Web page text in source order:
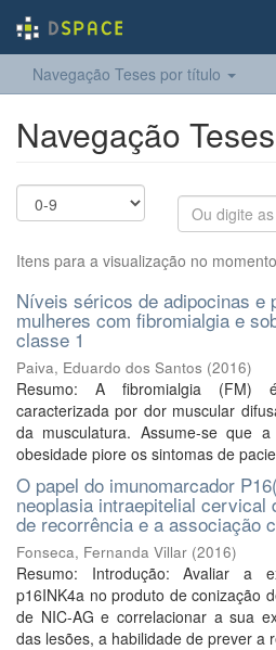
Navegação Teses por título
Navegação
Itens para a visualização no
Níveis séricos de adipocinas e
mulheres com fibromialgia e
classe 1
Paiva, Eduardo dos Santos (2016)
Resumo: A fibromialgia (FM)
caracterizada por dor muscular
da musculatura. Assume-se que
obesidade piore os sintomas de
O papel do imunomarcador
neoplasia intraepitelial cervical
de recorrência e a associação
Fonseca, Fernanda Villar (2016)
Resumo: Introdução: Avaliar a
p16INK4a no produto de conização
de NIC-AG e correlacionar a sua
das lesões, a habilidade de prever a